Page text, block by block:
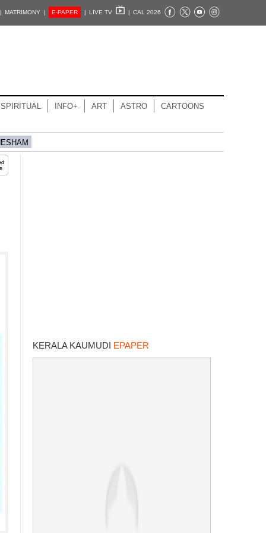
MATRIMONY | E-PAPER | LIVE TV | CAL 2026
SPIRITUAL INFO+ ART ASTRO CARTOONS
KERALA KAUMUDI EPAPER